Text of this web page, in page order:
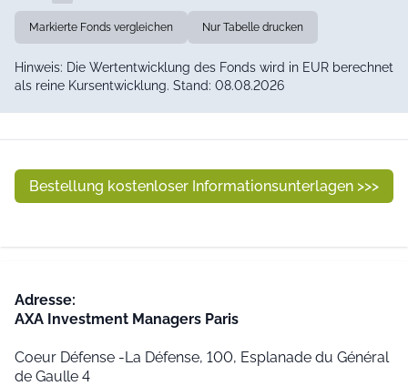
Markierte Fonds vergleichen Nur Tabelle drucken
Hinweis: Die Wertentwicklung des Fonds wird in EUR berechnet
als reine Kursentwicklung. Stand: 08.08.2026
Bestellung kostenloser Informationsunterlagen >>>
Adresse:
AXA Investment Managers Paris
Coeur Défense -La Défense, 100, Esplanade du Général
de Gaulle 4